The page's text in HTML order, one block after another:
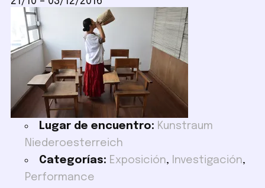
Lugar de encuentro: Kunstraum
Niederoesterreich
Categorías: Exposición, Investigación,
Performance